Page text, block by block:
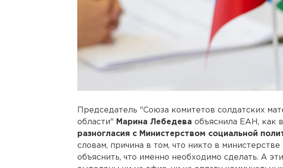
Председатель "Союза комитетов солдатских
области" Марина Лебедева объяснила ЕАН, как
разногласия с Министерством социальной
словам, причина в том, что никто в
объяснить, что именно необходимо сделать. А